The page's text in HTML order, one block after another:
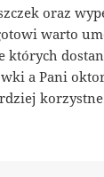
oraz
warto
których
a Pani